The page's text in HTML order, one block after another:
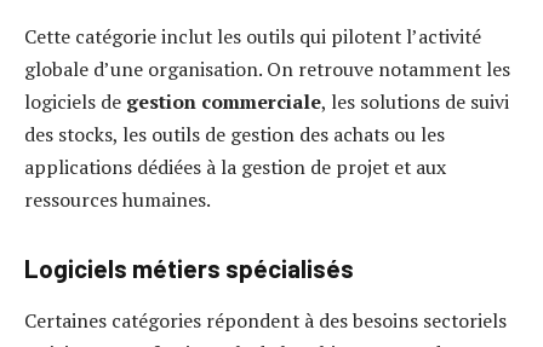
Cette catégorie inclut les outils qui pilotent l’activité
globale d’une organisation. On retrouve notamment les
logiciels de gestion commerciale, les solutions de suivi
des stocks, les outils de gestion des achats ou les
applications dédiées à la gestion de projet et aux
ressources humaines.
Logiciels métiers spécialisés
Certaines catégories répondent à des besoins sectoriels